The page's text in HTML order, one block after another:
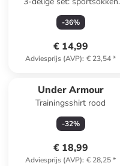
"Run Cushion" zwart
-36%
€ 14,99
Adviesprijs (AVP): € 23,54*
Under Armour
Trainingsshirt rood
-32%
€ 18,99
Adviesprijs (AVP): € 28,25*